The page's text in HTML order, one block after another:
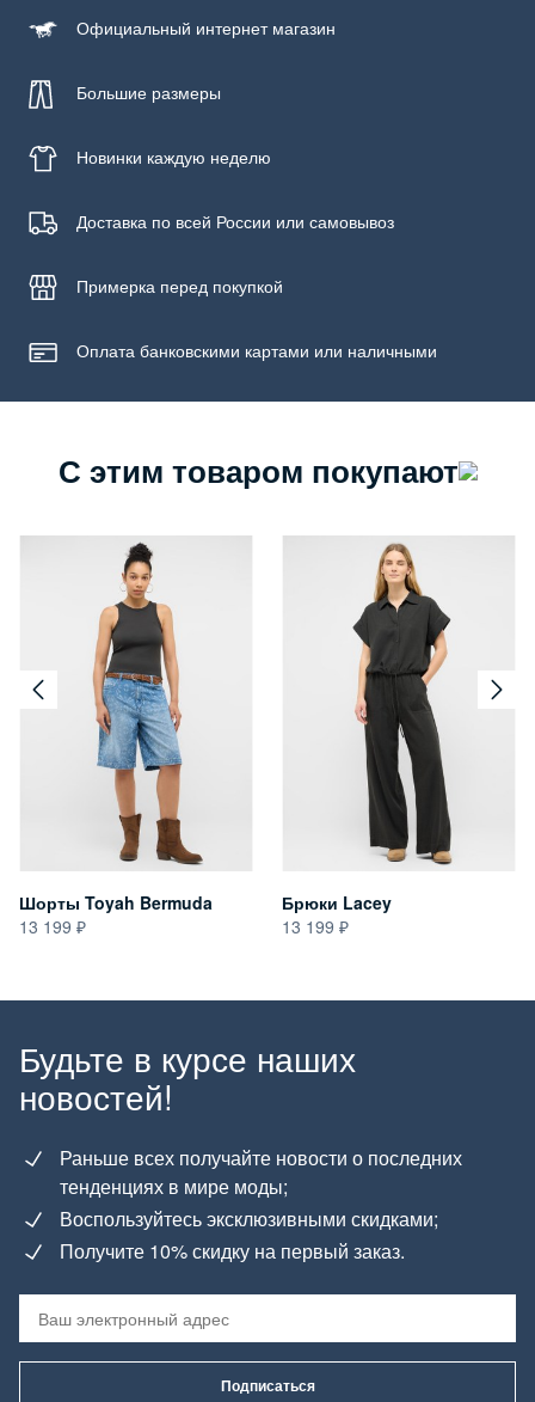
Официальный интернет магазин
Большие размеры
Новинки каждую неделю
Доставка по всей России или самовывоз
Примерка перед покупкой
Оплата банковскими картами или наличными
С этим товаром покупают
Шорты Toyah Bermuda
13 199
Брюки Lacey
13 199
Будьте в курсе наших
новостей!
Раньше всех получайте новости о последних
тенденциях в мире моды;
Воспользуйтесь эксклюзивными скидками;
Получите 10% скидку на первый заказ.
Подписаться